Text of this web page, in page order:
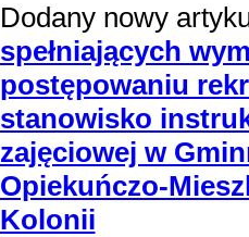
Dodany nowy
spełniających
postępowaniu
stanowisko
zajęciowej w
Opiekuńczo-
Kolonii